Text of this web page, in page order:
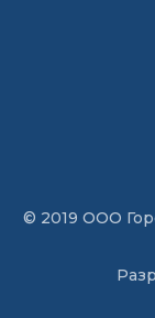
© 2019 ООО